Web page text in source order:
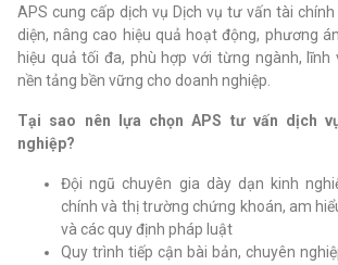
APS cung cấp dịch vụ Dịch vụ tư vấn tài
diện, nâng cao hiệu quả hoạt động, phương
hiệu quả tối đa, phù hợp với từng ngành, lĩnh
nền tảng bền vững cho doanh nghiệp.
Tại sao nên lựa chọn APS tư vấn dịch
nghiệp?
Đội ngũ chuyên gia dày dạn kinh
chính và thị trường chứng khoán, am
và các quy định pháp luật
Quy trình tiếp cận bài bản, chuyên